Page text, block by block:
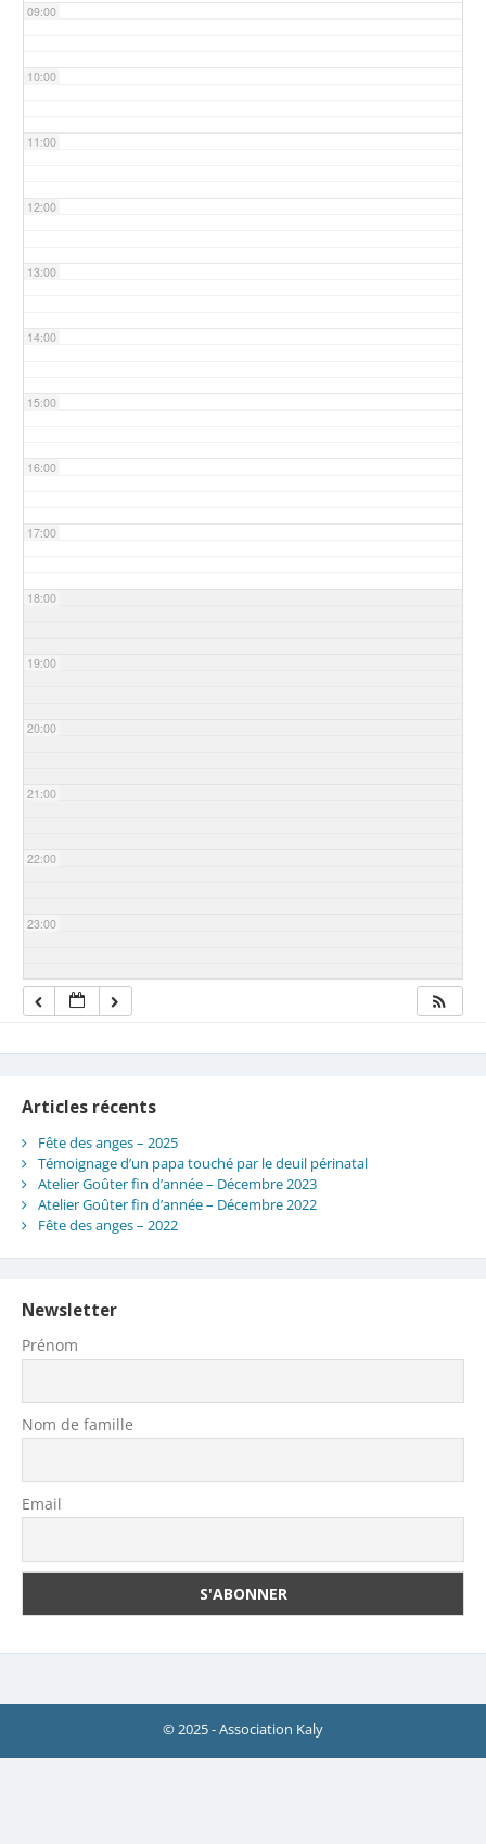
09:00
10:00
11:00
12:00
13:00
14:00
15:00
16:00
17:00
18:00
19:00
20:00
21:00
22:00
23:00
Articles récents
Fête des anges – 2025
Témoignage d’un papa touché par le deuil périnatal
Atelier Goûter fin d’année – Décembre 2023
Atelier Goûter fin d’année – Décembre 2022
Fête des anges – 2022
Newsletter
Prénom
Nom de famille
Email
© 2025 - Association Kaly